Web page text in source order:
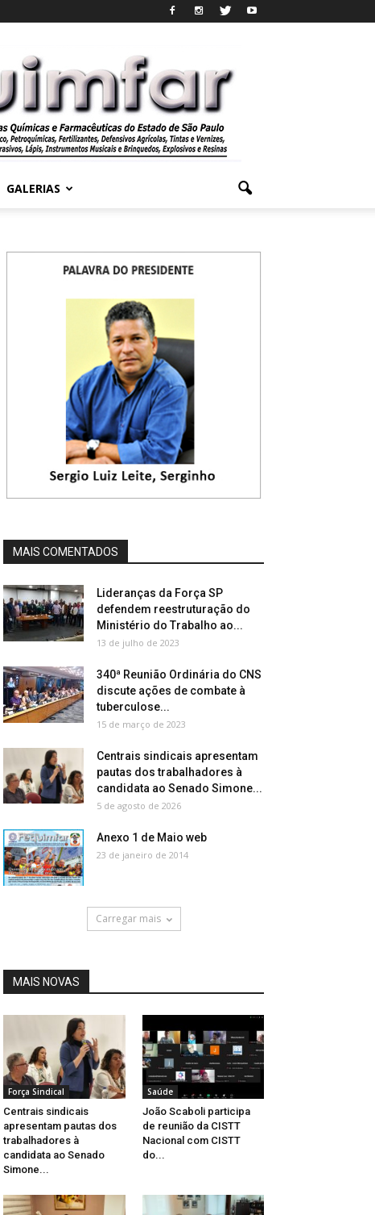
GALERIAS
MAIS COMENTADOS
Lideranças da Força SP
defendem reestruturação do
Ministério do Trabalho ao...
13 de julho de 2023
340ª Reunião Ordinária do CNS
discute ações de combate à
tuberculose...
15 de março de 2023
Centrais sindicais apresentam
pautas dos trabalhadores à
candidata ao Senado Simone...
5 de agosto de 2026
Anexo 1 de Maio web
23 de janeiro de 2014
Carregar mais
MAIS NOVAS
Força Sindical
Centrais sindicais
apresentam pautas dos
trabalhadores à
candidata ao Senado
Simone...
Saúde
João Scaboli participa
de reunião da CISTT
Nacional com CISTT
do...